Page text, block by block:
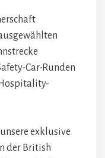
Car-Runden
exklusive
der British